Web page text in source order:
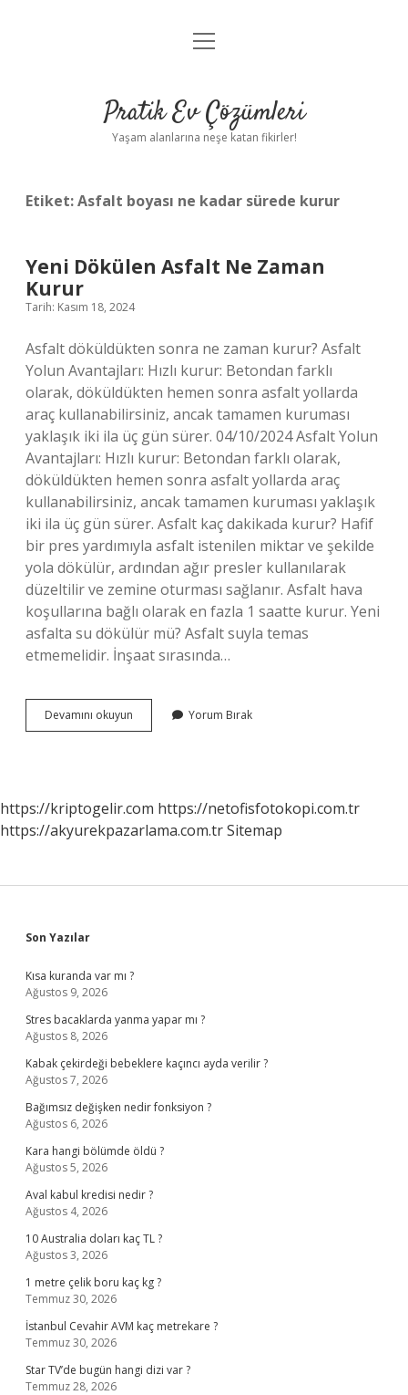
Anasayfa
Yasal Uyarı
menüyü
Pratik Ev Çözümleri
Yaşam alanlarına neşe katan fikirler!
Etiket:Asfalt boyası ne kadar sürede kurur
Yeni Dökülen Asfalt Ne Zaman
Kurur
Tarih: Kasım 18, 2024
Asfalt döküldükten sonra ne zaman kurur? Asfalt
Yolun Avantajları: Hızlı kurur: Betondan farklı
olarak, döküldükten hemen sonra asfalt yollarda
araç kullanabilirsiniz, ancak tamamen kuruması
yaklaşık iki ila üç gün sürer. 04/10/2024 Asfalt Yolun
Avantajları: Hızlı kurur: Betondan farklı olarak,
döküldükten hemen sonra asfalt yollarda araç
kullanabilirsiniz, ancak tamamen kuruması yaklaşık
iki ila üç gün sürer. Asfalt kaç dakikada kurur? Hafif
bir pres yardımıyla asfalt istenilen miktar ve şekilde
yola dökülür, ardından ağır presler kullanılarak
düzeltilir ve zemine oturması sağlanır. Asfalt hava
koşullarına bağlı olarak en fazla 1 saatte kurur. Yeni
asfalta su dökülür mü? Asfalt suyla temas
etmemelidir. İnşaat sırasında…
Devamını okuyun
Dökülen
Yorum Bırak
https://kriptogelir.com https://netofisfotokopi.com.tr
https://akyurekpazarlama.com.trSitemap
Sidebar
Son Yazılar
Kısa kuranda var mı ?
Ağustos 9, 2026
Stres bacaklarda yanma yapar mı ?
Ağustos 8, 2026
Kabak çekirdeği bebeklere kaçıncı ayda verilir ?
Ağustos 7, 2026
Bağımsız değişken nedir fonksiyon ?
Ağustos 6, 2026
Kara hangi bölümde öldü ?
Ağustos 5, 2026
Aval kabul kredisi nedir ?
Ağustos 4, 2026
10 Australia doları kaç TL ?
Ağustos 3, 2026
1 metre çelik boru kaç kg ?
Temmuz 30, 2026
İstanbul Cevahir AVM kaç metrekare ?
Temmuz 30, 2026
Star TV’de bugün hangi dizi var ?
Temmuz 28, 2026